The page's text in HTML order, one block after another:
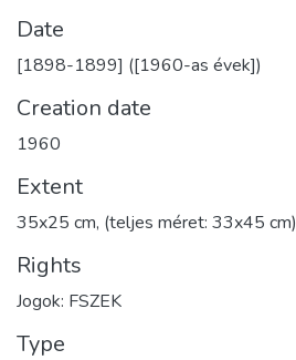
Date
[1898-1899] ([1960-as évek])
Creation date
1960
Extent
35x25 cm, (teljes méret: 33x45 cm)
Rights
Jogok: FSZEK
Type